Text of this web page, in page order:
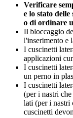
Verificare
e lo stato
o di ordinare
Il bloccaggio
l'inserimento e
I cuscinetti
applicazioni
I cuscinetti
un perno in
I cuscinetti
(per i nastri
lati (per i nastri
cuscinetti